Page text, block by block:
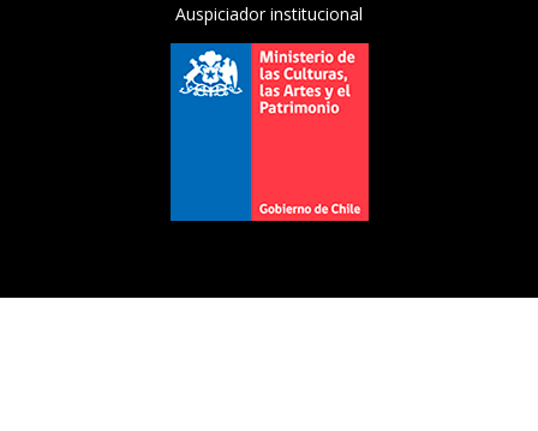
Auspiciador institucional